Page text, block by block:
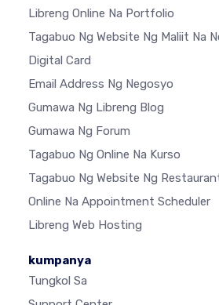
Libreng Online Na Portfolio
Tagabuo Ng Website Ng Maliit Na
Digital Card
Email Address Ng Negosyo
Gumawa Ng Libreng Blog
Gumawa Ng Forum
Tagabuo Ng Online Na Kurso
Tagabuo Ng Website Ng
Online Na Appointment Scheduler
Libreng Web Hosting
kumpanya
Tungkol Sa